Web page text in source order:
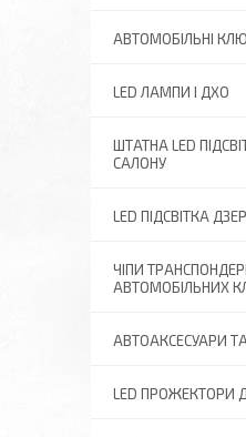
АВТОМОБІЛЬНІ
LED ЛАМПИ І ДХО
ШТАТНА LED
САЛОНУ
LED ПІДСВІТКА
ЧІПИ
АВТОМОБІЛЬНИХ
АВТОАКСЕСУАРИ
LED ПРОЖЕКТОРИ